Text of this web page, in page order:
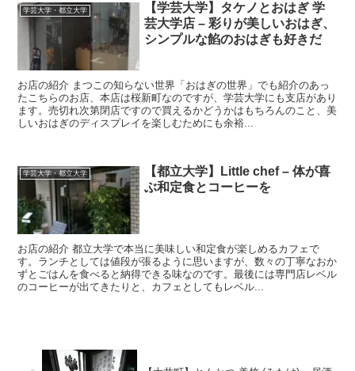
学芸大学・都立大学
【学芸大学】タケノとおはぎ 学
芸大学店 – 彩りが美しいおはぎ、
シンプルな餡のおはぎも好きだ
お店の紹介 まつこの知らない世界「おはぎの世界」でも紹介のあっ
たこちらのお店、本店は桜新町なのですが、学芸大学にも支店があり
ます。売切れ次第閉店ですので買えるかどうかはもちろんのこと、美
しいおはぎのディスプレイを楽しむためにも余裕...
学芸大学・都立大学
【都立大学】Little chef – 体が喜
ぶ和定食とコーヒーを
お店の紹介 都立大学で本当に美味しい和定食が楽しめるカフェで
す。ランチとしては値段が張るように思いますが、数々の丁寧なおか
ずとごはんを食べると納得できる味なのです。最後には専門店レベル
のコーヒーが出てきたりと、カフェとしてもレベル...